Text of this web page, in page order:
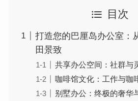
目次
打造您的巴厘岛办公室：
田景致
共享办公空间：社群与
咖啡馆文化：工作与咖
别墅办公：终极的奢华